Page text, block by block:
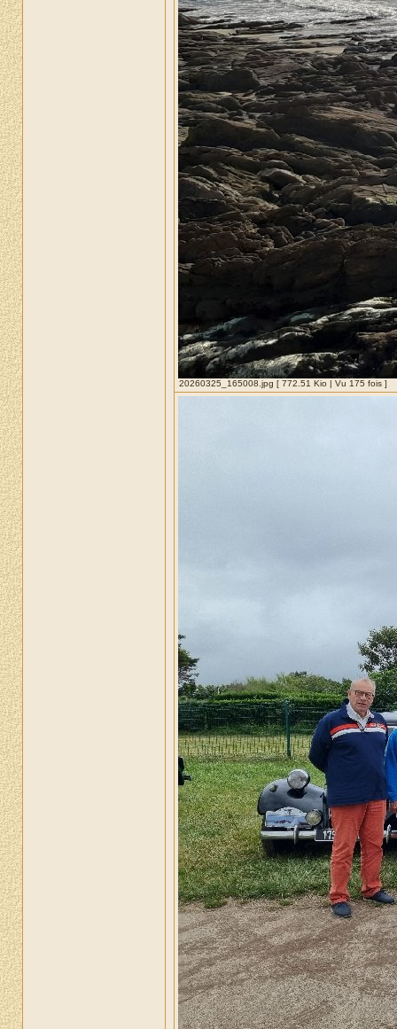
20260325_165008.jpg [ 772.51 Kio | Vu 175 fois ]